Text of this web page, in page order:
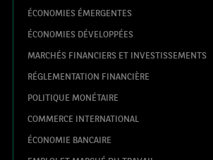
ÉCONOMIES ÉMERGENTES
ÉCONOMIES DÉVELOPPÉES
MARCHÉS FINANCIERS ET INVESTISSEMENTS
RÉGLEMENTATION FINANCIÈRE
POLITIQUE MONÉTAIRE
COMMERCE INTERNATIONAL
ÉCONOMIE BANCAIRE